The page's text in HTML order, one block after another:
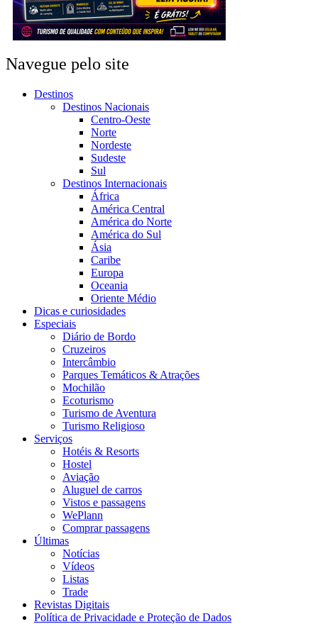
Navegue pelo site
Destinos
Destinos Nacionais
Centro-Oeste
Norte
Nordeste
Sudeste
Sul
Destinos Internacionais
África
América Central
América do Norte
América do Sul
Ásia
Caribe
Europa
Oceania
Oriente Médio
Dicas e curiosidades
Especiais
Diário de Bordo
Cruzeiros
Intercâmbio
Parques Temáticos & Atrações
Mochilão
Ecoturismo
Turismo de Aventura
Turismo Religioso
Serviços
Hotéis & Resorts
Hostel
Aviação
Aluguel de carros
Vistos e passagens
WePlann
Comprar passagens
Últimas
Notícias
Vídeos
Listas
Trade
Revistas Digitais
Política de Privacidade e Proteção de Dados